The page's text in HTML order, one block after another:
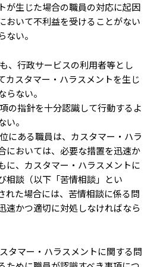
が生じた場合の職員の対応に起因
おいて不利益を受けることがない
ない。
、行政サービスの利用者等とし
カスタマー・ハラスメントを生じ
らない。
の指針を十分認識して行動するよ
。
にある職員は、カスタマー・ハラ
においては、必要な措置を迅速か
に、カスタマー・ハラスメントに
相談（以下「苦情相談」とい
れた場合には、苦情相談に係る問
速かつ適切に対処しなければなら
タマー・ハラスメントに関する問